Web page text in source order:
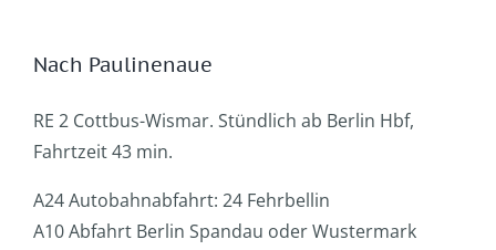
Nach Paulinenaue
RE 2 Cottbus-Wismar. Stündlich ab Berlin Hbf,
Fahrtzeit 43 min.
A24 Autobahnabfahrt: 24 Fehrbellin
A10 Abfahrt Berlin Spandau oder Wustermark